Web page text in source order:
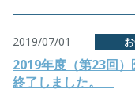
2019/07/01
2019年度（第23回
終了しました。